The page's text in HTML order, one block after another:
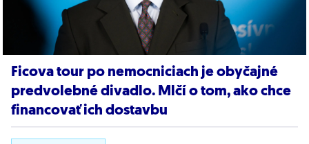
Ficova tour po nemocniciach je obyčajné
predvolebné divadlo. Mlčí o tom, ako chce
financovať ich dostavbu